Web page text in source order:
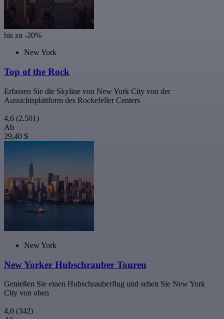
bis zu -20%
New York
Top of the Rock
Erfassen Sie die Skyline von New York City von der
Aussichtsplattform des Rockefeller Centers
4,6 (2.501)
Ab
29,40 $
New York
New Yorker Hubschrauber Touren
Genießen Sie einen Hubschrauberflug und sehen Sie New York
City von oben
4,6 (342)